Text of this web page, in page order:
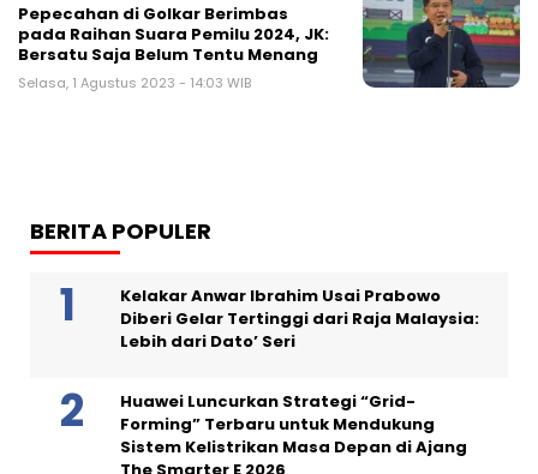
Pepecahan di Golkar Berimbas
pada Raihan Suara Pemilu 2024, JK:
Bersatu Saja Belum Tentu Menang
Selasa, 1 Agustus 2023 - 14:03 WIB
BERITA POPULER
Kelakar Anwar Ibrahim Usai Prabowo
Diberi Gelar Tertinggi dari Raja Malaysia:
Lebih dari Dato’ Seri
Huawei Luncurkan Strategi “Grid-
Forming” Terbaru untuk Mendukung
Sistem Kelistrikan Masa Depan di Ajang